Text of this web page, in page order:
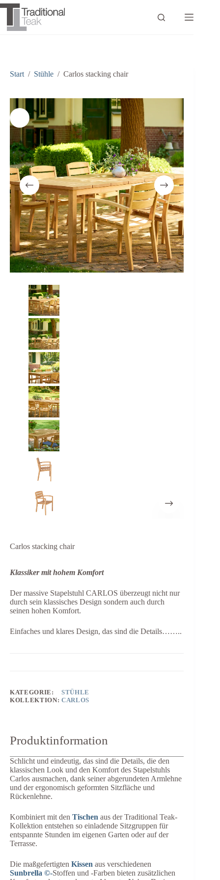
Zum
Start / Stühle / Carlos stacking chair
Carlos stacking chair
Klassiker mit hohem Komfort
Der massive Stapelstuhl CARLOS überzeugt nicht nur
durch sein klassisches Design sondern auch durch
seinen hohen Komfort.
Einfaches und klares Design, das sind die Details……..
KATEGORIE:
STÜHLE
KOLLEKTION: CARLOS
Produktinformation
Schlicht und eindeutig, das sind die Details, die den
klassischen Look und den Komfort des Stapelstuhls
Carlos ausmachen, dank seiner abgerundeten Armlehne
und der ergonomisch geformten Sitzfläche und
Rückenlehne.
Kombiniert mit den Tischen aus der Traditional Teak-
Kollektion entstehen so einladende Sitzgruppen für
entspannte Stunden im eigenen Garten oder auf der
Terrasse.
Die maßgefertigten Kissen aus verschiedenen
Sunbrella ©-Stoffen und -Farben bieten zusätzlichen